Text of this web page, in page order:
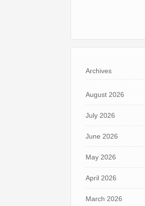
Archives
August 2026
July 2026
June 2026
May 2026
April 2026
March 2026